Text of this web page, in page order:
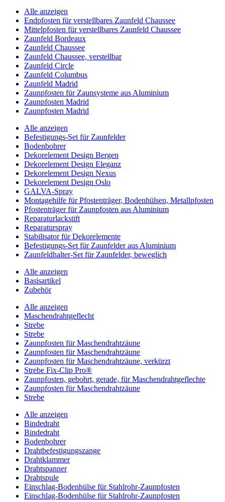
Alle anzeigen
Endpfosten für verstellbares Zaunfeld Chaussee
Mittelpfosten für verstellbares Zaunfeld Chaussee
Zaunfeld Bordeaux
Zaunfeld Chaussee
Zaunfeld Chaussee, verstellbar
Zaunfeld Circle
Zaunfeld Columbus
Zaunfeld Madrid
Zaunpfosten für Zaunsysteme aus Aluminium
Zaunpfosten Madrid
Zaunpfosten Madrid
Alle anzeigen
Befestigungs-Set für Zaunfelder
Bodenbohrer
Dekorelement Design Bergen
Dekorelement Design Eleganz
Dekorelement Design Nexus
Dekorelement Design Oslo
GALVA-Spray
Montagehilfe für Pfostenträger, Bodenhülsen, Metallpfosten
Pfostenträger für Zaunpfosten aus Aluminium
Reparaturlackstift
Reparaturspray
Stabilisator für Dekorelemente
Befestigungs-Set für Zaunfelder aus Aluminium
Zaunfeldhalter-Set für Zaunfelder, beweglich
Alle anzeigen
Basisartikel
Zubehör
Alle anzeigen
Maschendrahtgeflecht
Strebe
Strebe
Zaunpfosten für Maschendrahtzäune
Zaunpfosten für Maschendrahtzäune
Zaunpfosten für Maschendrahtzäune, verkürzt
Strebe Fix-Clip Pro®
Zaunpfosten, gebohrt, gerade, für Maschendrahtgeflechte
Zaunpfosten für Maschendrahtzäune
Strebe
Alle anzeigen
Bindedraht
Bindedraht
Bodenbohrer
Drahtbefestigungszange
Drahtklammer
Drahtspanner
Drahtspule
Einschlag-Bodenhülse für Stahlrohr-Zaunpfosten
Einschlag-Bodenhülse für Stahlrohr-Zaunpfosten